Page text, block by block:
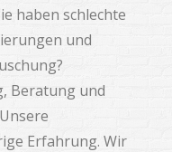
haben schlechte
und
Beratung und
Erfahrung. Wir